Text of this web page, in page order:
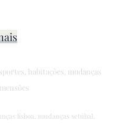
habitações, mudanças
lisboa, mudanças setúbal,